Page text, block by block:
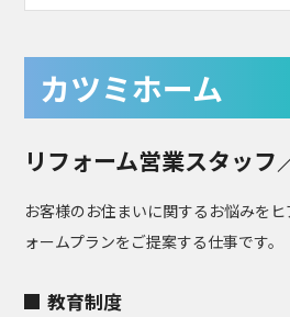
カツミホーム
リフォーム営業スタッフ
お客様のお住まいに関するお悩みを
ォームプランをご提案する仕事です。
教育制度